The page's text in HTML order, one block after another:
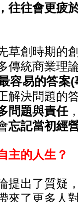
往往會更疲
草創時期的
傳統商業理
容易的答案(
解決問題的
問題與責任
忘記當初經
主的人生？
提出了質疑
來了更多人